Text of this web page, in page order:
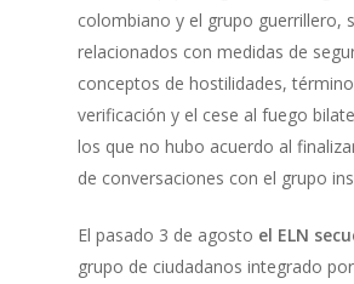
colombiano y el grupo guerrillero,
relacionados con medidas de
conceptos de hostilidades,
verificación y el cese al fuego
los que no hubo acuerdo al
de conversaciones con el grupo
El pasado 3 de agosto el ELN
grupo de ciudadanos integrado por